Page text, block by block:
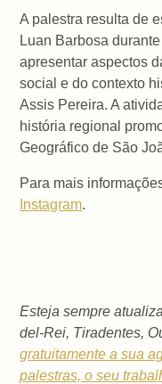
A palestra resulta de
Luan Barbosa
apresentar aspectos
social e do contexto
Assis Pereira. A
história regional
Geográfico de São
Para mais
Instagram.
Esteja sempre
del-Rei, Tiradentes,
gratuitamente a sua
palestras, o seu